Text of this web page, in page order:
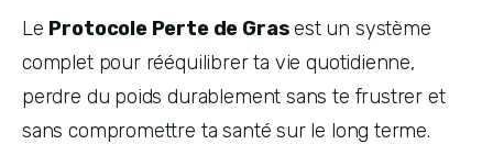
Le Protocole Perte de Gras est un système
complet pour rééquilibrer ta vie quotidienne,
perdre du poids durablement sans te frustrer et
sans compromettre ta santé sur le long terme.